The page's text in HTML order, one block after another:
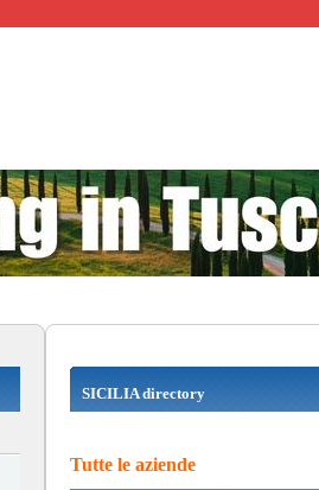
SICILIA directory
Tutte le aziende